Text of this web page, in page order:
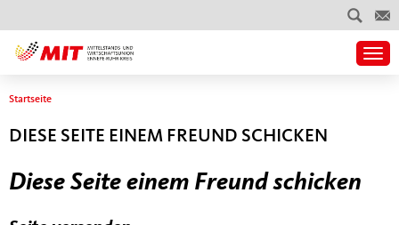
Sie sind hier
Startseite
DIESE SEITE EINEM FREUND SCHICKEN
Diese Seite einem Freund schicken